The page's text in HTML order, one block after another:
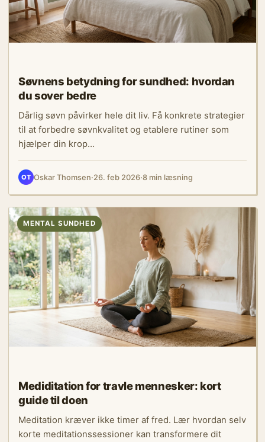
Søvnens betydning for sundhed: hvordan
du sover bedre
Dårlig søvn påvirker hele dit liv. Få konkrete strategier
til at forbedre søvnkvalitet og etablere rutiner som
hjælper din krop…
OT Oskar Thomsen·26. feb 2026·8 min læsning
MENTAL SUNDHED
Mediditation for travle mennesker: kort
guide til doen
Meditation kræver ikke timer af fred. Lær hvordan selv
korte meditationssessioner kan transformere dit